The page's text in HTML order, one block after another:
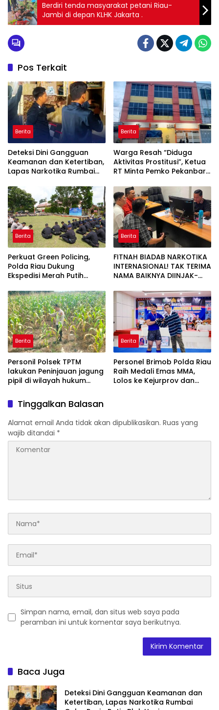
Berdiri tenda masyarakat petani Riau-
Jambi di depan KLHK Jakarta .
Pos Terkait
Berita
Deteksi Dini Gangguan
Keamanan dan Ketertiban,
Lapas Narkotika Rumbai
Hunian
Berita
Warga Resah “Diduga
Aktivitas Prostitusi”, Ketua
RT Minta Pemko Pekanbaru
Aktivitas Z Homestay di
Jalan Tanjung Datuk
Berita
Perkuat Green Policing,
Polda Riau Dukung
Ekspedisi Merah Putih
Penanaman Mangrove
Berita
FITNAH BIADAB NARKOTIKA
INTERNASIONAL! TAK TERIMA
NAMA BAIKNYA DIINJAK-
DECLARE WAR: SIAP Bantai
DAN SERET AKUN PEMBUNUH
KARAKTER KE PENJARA
POLDA KEPRI!
Berita
Personil Polsek TPTM
lakukan Peninjauan jagung
pipil di wilayah hukum
Berita
Personel Brimob Polda Riau
Raih Medali Emas MMA,
Lolos ke Kejurprov dan
Tinggalkan Balasan
Alamat email Anda tidak akan dipublikasikan. Ruas yang
wajib ditandai *
Simpan nama, email, dan situs web saya pada
peramban ini untuk komentar saya berikutnya.
Baca Juga
Deteksi Dini Gangguan Keamanan dan
Ketertiban, Lapas Narkotika Rumbai